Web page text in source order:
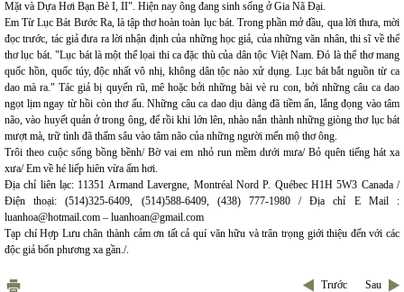
Mặt và Dựa Hơi Bạn Bè I, II". Hiện nay ông đang sinh sống ở Gia Nã Đại.
Em Từ Lục Bát Bước Ra, là tập thơ hoàn toàn lục bát. Trong phần mở đầu, qua lời thưa, mời
đọc trước, tác giả đưa ra lời nhận định của những học giả, của những văn nhân, thi sĩ về thể
thơ lục bát. "Lục bát là một thể lọai thi ca đặc thù của dân tộc Việt Nam. Đó là thể thơ mang
quốc hồn, quốc túy, độc nhất vô nhị, không dân tộc nào xử dụng. Lục bát bắt nguồn từ ca
dao mà ra." Tác giả bị quyến rũ, mê hoặc bởi những bài vè ru con, bởi những câu ca dao
ngọt lịm ngay từ hồi còn thơ ấu. Những câu ca dao dịu dàng đã tiềm ẩn, lắng đọng vào tâm
não, vào huyết quản ở trong ông, để rồi khi lớn lên, nhào nắn thành những giòng thơ lục bát
mượt mà, trữ tình đã thấm sâu vào tâm não của những người mến mộ thơ ông.
Trôi theo cuộc sống bồng bềnh/ Bờ vai em nhỏ run mềm dưới mưa/ Bỏ quên tiếng hát xa
xưa/ Em về hé liếp hiên vừa ấm hơi.
Địa chỉ liên lạc: 11351 Armand Lavergne, Montréal Nord P. Québec H1H 5W3 Canada /
Điện thoại: (514)325-6409, (514)588-6409, (438) 777-1980 / Địa chỉ E Mail :
luanhoa@hotmail.com – luanhoan@gmail.com
Tạp chí Hợp Lưu chân thành cảm ơn tất cả quí văn hữu và trân trọng giới thiệu đến với các
độc giả bốn phương xa gần./.
Trước Sau